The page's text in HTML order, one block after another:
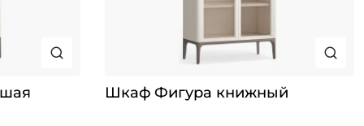
Шкаф Фигура книжный